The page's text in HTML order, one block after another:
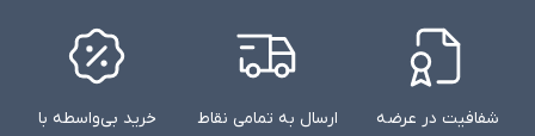
شفافیت در عرضه
ارسال به تمامی نقاط
خرید بی‌واسطه با